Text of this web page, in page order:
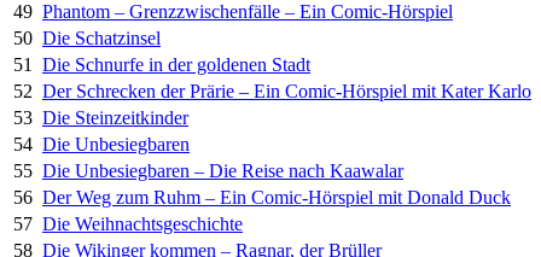
49 Phantom – Grenzzwischenfälle – Ein Comic-Hörspiel
50 Die Schatzinsel
51
Die Schnurfe in der goldenen Stadt
52 Der Schrecken der Prärie – Ein Comic-Hörspiel mit Kater Karlo
53 Die Steinzeitkinder
54 Die Unbesiegbaren
55 Die Unbesiegbaren – Die Reise nach Kaawalar
56 Der Weg zum Ruhm – Ein Comic-Hörspiel mit Donald Duck
57 Die Weihnachtsgeschichte
58 Die Wikinger kommen – Ragnar, der Brüller